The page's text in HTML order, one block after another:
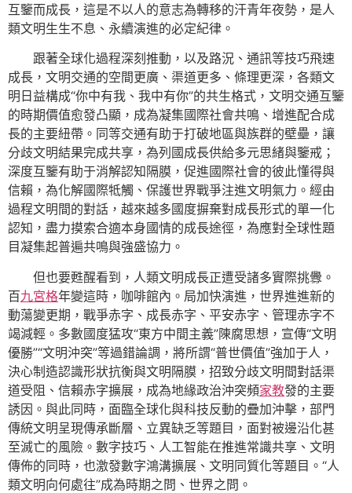
互鑒而成長，這是不以人的意志為轉移的汗青年夜勢，是人
類文明生生不息、永續演進的必定紀律。
跟著全球化過程深刻推動，以及路況、通訊等技巧飛速
成長，文明交通的空間更廣、渠道更多、條理更深，各類文
明日益構成“你中有我、我中有你”的共生格式，文明交通互鑒
的時期價值愈發凸顯，成為凝集國際社會共鳴、增進配合成
長的主要紐帶。同等交通有助于打破地區與族群的壁壘，讓
分歧文明結果完成共享，為列國成長供給多元思緒與鑒戒；
深度互鑒有助于消解認知隔膜，促進國際社會的彼此懂得與
信賴，為化解國際牴觸、保護世界戰爭注進文明氣力。經由
過程文明間的對話，越來越多國度摒棄對成長形式的單一化
認知，盡力摸索合適本身國情的成長途徑，為應對全球性題
目凝集起普遍共鳴與強盛協力。
但也要甦醒看到，人類文明成長正遭受諸多實際挑釁。
百九宮格年變這時，咖啡館內。局加快演進，世界進進新的
動蕩變更期，戰爭赤字、成長赤字、平安赤字、管理赤字不
竭減輕。多數國度猛攻“東方中間主義”陳腐思想，宣傳“文明
優勝”“文明沖突”等過錯論調，將所謂“普世價值”強加于人，
決心制造認識形狀抗衡與文明隔膜，招致分歧文明間對話渠
道受阻、信賴赤字擴展，成為地緣政治沖突頻家教發的主要
誘因。與此同時，面臨全球化與科技反動的疊加沖擊，部門
傳統文明呈現傳承斷層、立異缺乏等題目，面對被邊沿化甚
至滅亡的風險。數字技巧、人工智能在推進常識共享、文明
傳佈的同時，也激發數字鴻溝擴展、文明同質化等題目。“人
類文明向何處往”成為時期之問、世界之問。